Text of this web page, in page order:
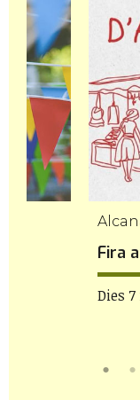
Fira
Dies